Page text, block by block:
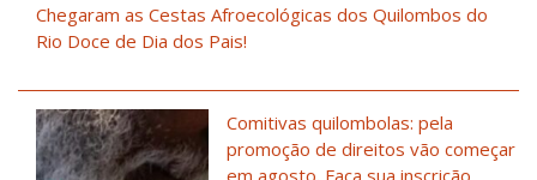
Chegaram as Cestas Afroecológicas dos Quilombos do
Rio Doce de Dia dos Pais!
Comitivas quilombolas: pela
promoção de direitos vão começar
em agosto. Faça sua inscrição